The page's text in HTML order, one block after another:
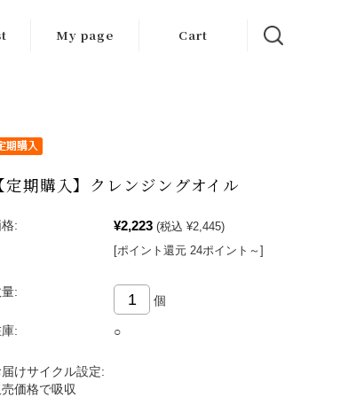
My page Cart
定期購入】クレンジングオイル
: ¥2,223 (税込 ¥2,445)
[ポイント還元 24ポイント～]
:
個
: ○
届けサイクル設定:
価格で吸収